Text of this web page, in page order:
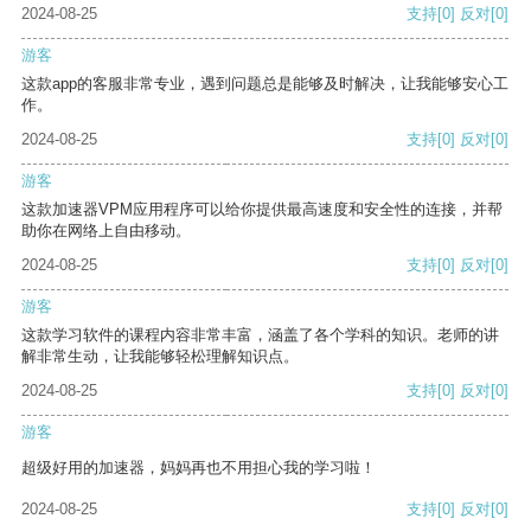
2024-08-25 支持[0] 反对[0]
游客
这款app的客服非常专业，遇到问题总是能够及时解决，让我能够安心工
作。
2024-08-25
支持[0] 反对[0]
游客
这款加速器VPM应用程序可以给你提供最高速度和安全性的连接，并帮
助你在网络上自由移动。
2024-08-25
支持[0] 反对[0]
游客
这款学习软件的课程内容非常丰富，涵盖了各个学科的知识。老师的讲
解非常生动，让我能够轻松理解知识点。
2024-08-25
支持[0] 反对[0]
游客
超级好用的加速器，妈妈再也不用担心我的学习啦！
2024-08-25 支持[0] 反对[0]